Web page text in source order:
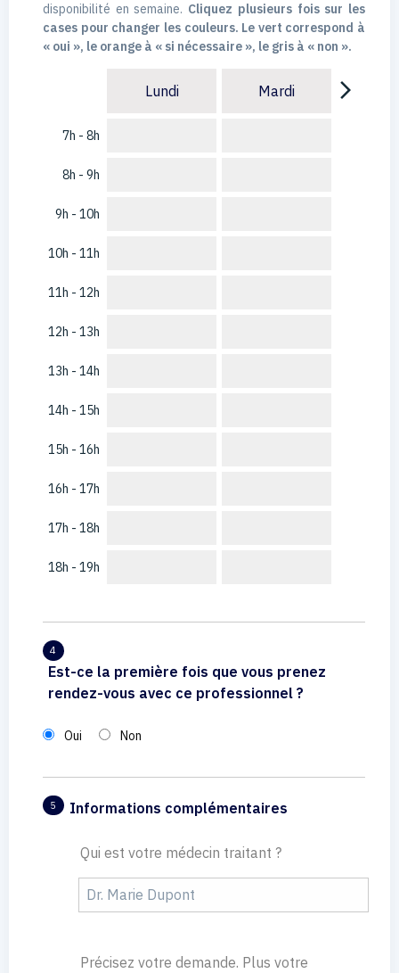
disponibilité en semaine. Cliquez plusieurs fois sur les
cases pour changer les couleurs. Le vert correspond à
« oui », le orange à « si nécessaire », le gris à « non ».
7h - 8h
8h - 9h
9h - 10h
10h - 11h
11h - 12h
12h - 13h
13h - 14h
14h - 15h
15h - 16h
16h - 17h
17h - 18h
18h - 19h
Lundi Mardi arrow_forward_ios
4
Est-ce la première fois que vous prenez
rendez-vous avec ce professionnel ?
Oui Non
5 Informations complémentaires
Qui est votre médecin traitant ?
Précisez votre demande. Plus votre